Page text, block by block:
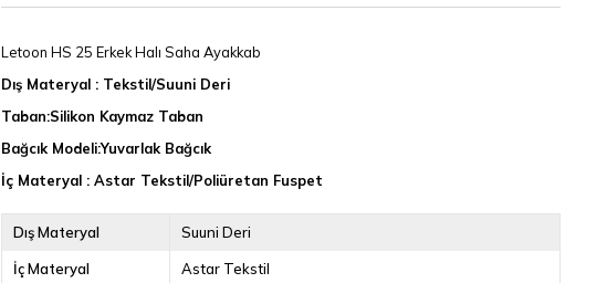
Letoon HS 25 Erkek Halı Saha Ayakkab
Dış Materyal : Tekstil/Suuni Deri
Taban:Silikon Kaymaz Taban
Bağcık Modeli:Yuvarlak Bağcık
İç Materyal : Astar Tekstil/Poliüretan Fuspet
Dış Materyal Suuni Deri
İç Materyal Astar Tekstil